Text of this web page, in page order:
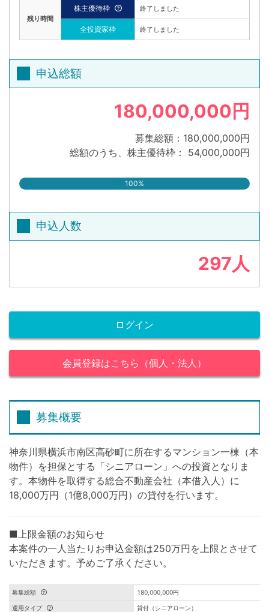
残り時間
株主優待枠 終了しました
全投資家枠 終了しました
申込総額
180,000,000円
募集総額：180,000,000円
総額のうち、株主優待枠： 54,000,000円
100%
申込人数
297人
ログイン
会員登録はこちら（個人・法人）
募集概要
神奈川県横浜市南区高砂町に所在するマンション一棟（本
物件）を担保とする「シニアローン」への投資となりま
す。本物件を取得する総合不動産会社（本借入人）に
18,000万円（1億8,000万円）の貸付を行います。
■上限金額のお知らせ
本案件の一人当たりお申込金額は250万円を上限とさせて
いただきます。予めご了承ください。
募集総額 180,000,000円
運用タイプ 貸付（シニアローン）